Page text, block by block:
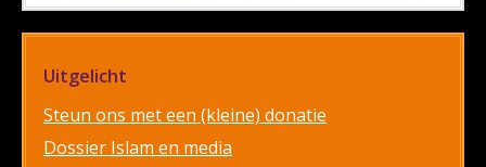
Uitgelicht
Steun ons met een (kleine) donatie
Dossier Islam en media